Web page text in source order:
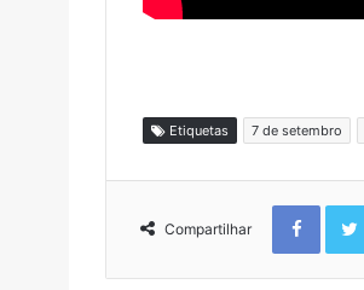
Etiquetas 7 de setembro
Compartilhar
Facebook